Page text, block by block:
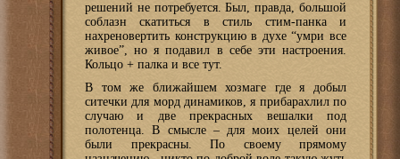
решений не потребуется. Был, правда, большой
соблазн скатиться в стиль стим-панка и
нахреновертить конструкцию в духе “умри все
живое”, но я подавил в себе эти настроения.
Кольцо + палка и все тут.
В том же ближайшем хозмаге где я добыл
ситечки для морд динамиков, я прибарахлил по
случаю и две прекрасных вешалки под
полотенца. В смысле – для моих целей они
были прекрасны. По своему прямому